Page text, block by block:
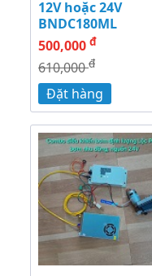
12V hoặc 24V
BNDC180ML
500,000 đ
610,000đ
Đặt hàng